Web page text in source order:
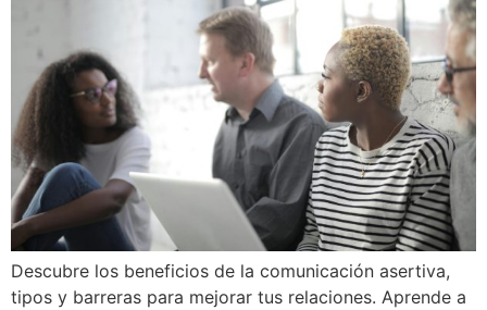
Descubre los beneficios de la comunicación asertiva,
tipos y barreras para mejorar tus relaciones. Aprende a